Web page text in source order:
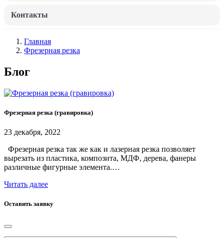
Контакты
Главная
Фрезерная резка
Блог
Фрезерная резка (гравировка)
23 декабря, 2022
Фрезерная резка так же как и лазерная резка позволяет
вырезать из пластика, композита, МДФ, дерева, фанеры
различные фигурные элемента.…
Читать далее
Оставить заявку